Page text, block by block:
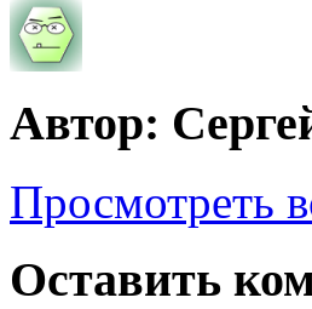
Автор:
Просмотреть
Оставить